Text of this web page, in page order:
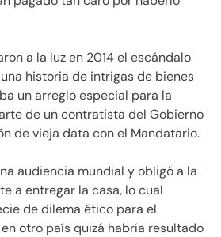
a la luz en 2014 el escándalo
una historia de intrigas de bienes
un arreglo especial para la
de un contratista del Gobierno
de vieja data con el Mandatario.
audiencia mundial y obligó a la
a entregar la casa, lo cual
de dilema ético para el
otro país quizá habría resultado